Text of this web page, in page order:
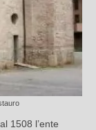
1508 l’ente